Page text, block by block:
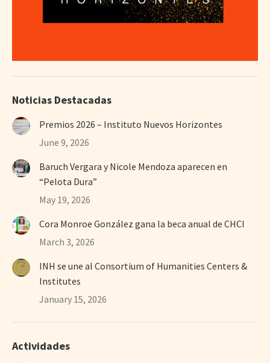
Noticias Destacadas
Premios 2026 – Instituto Nuevos Horizontes
June 9, 2026
Baruch Vergara y Nicole Mendoza aparecen en
“Pelota Dura”
May 19, 2026
Cora Monroe González gana la beca anual de CHCI
March 3, 2026
INH se une al Consortium of Humanities Centers &
Institutes
January 15, 2026
Actividades